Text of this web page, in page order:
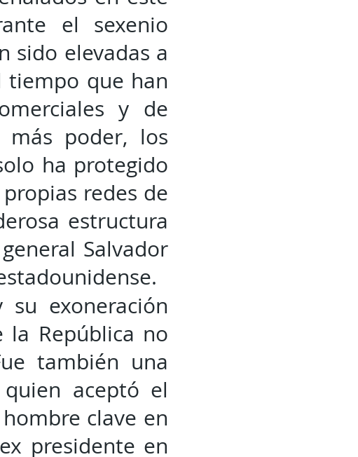
el sexenio
sido elevadas a
tiempo que han
y de
poder, los
ha protegido
redes de
estructura
Salvador
exoneración
República no
también una
aceptó el
clave en
presidente en